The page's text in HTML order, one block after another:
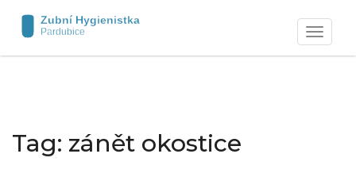
Zobrazit
navigaci
Tag: zánět okostice